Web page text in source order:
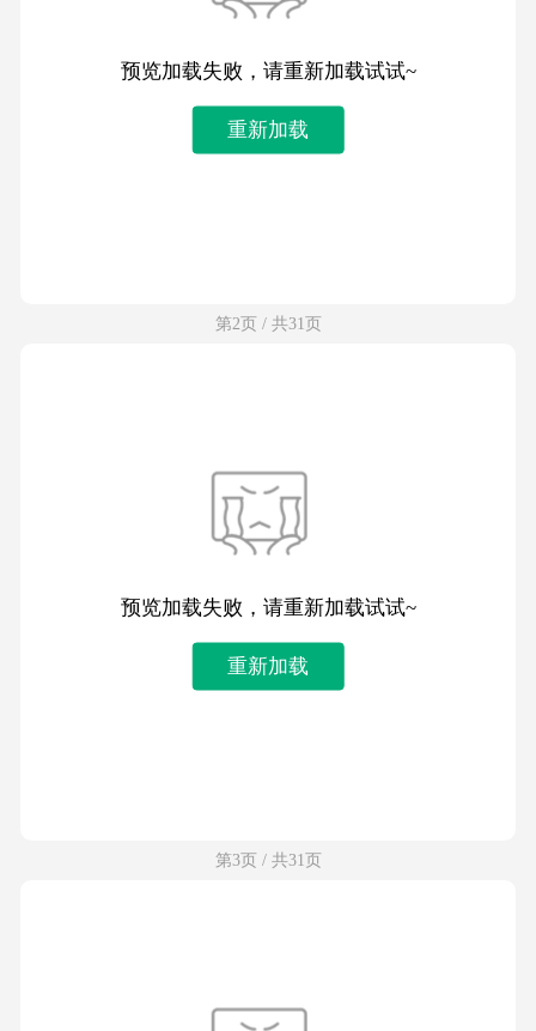
预览加载失败，请重新加载试试~
重新加载
第2页 / 共31页
预览加载失败，请重新加载试试~
重新加载
第3页 / 共31页